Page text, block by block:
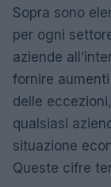
Sopra sono
per ogni
aziende
fornire
delle
qualsiasi
situazione
Queste cifre